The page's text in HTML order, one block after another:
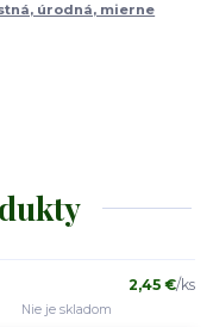
úrodná, mierne
2,45 €/ks
Nie je skladom